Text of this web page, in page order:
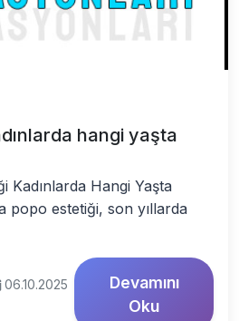
hangi yaşta
Kadınlarda Hangi Yaşta
popo estetiği, son yıllarda
06.10.2025
Devamını
Oku